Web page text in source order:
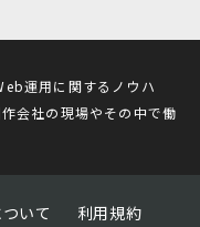
運用に関するノウハ
会社の現場やその中で働
いて 利用規約